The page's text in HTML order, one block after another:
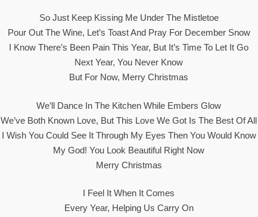
So Just Keep Kissing Me Under The Mistletoe
Pour Out The Wine, Let’s Toast And Pray For December Snow
I Know There’s Been Pain This Year, But It’s Time To Let It Go
Next Year, You Never Know
But For Now, Merry Christmas
We’ll Dance In The Kitchen While Embers Glow
We’ve Both Known Love, But This Love We Got Is The Best Of All
I Wish You Could See It Through My Eyes Then You Would Know
My God! You Look Beautiful Right Now
Merry Christmas
I Feel It When It Comes
Every Year, Helping Us Carry On